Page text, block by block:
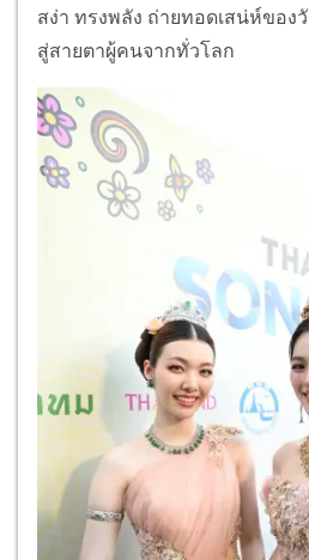
สง่า ทรงพลัง ถ่ายทอดเสน่ห์ขอ
สู่สายตาผู้คนจากทั่วโลก